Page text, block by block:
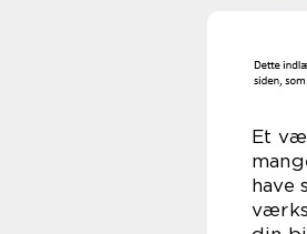
Et
have